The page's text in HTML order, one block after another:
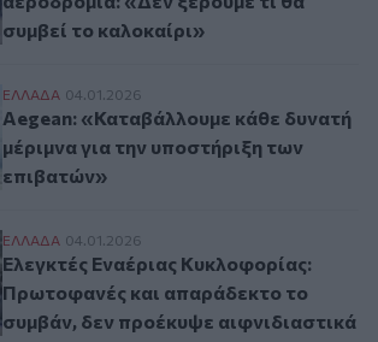
συμβεί το καλοκαίρι»
Aegean: «Καταβάλλουμε κάθε δυνατή
ΕΛΛAΔΑ 04.01.2026
Aegean: «Καταβάλλουμε κάθε δυνατή
μέριμνα για την υποστήριξη των
επιβατών»
Ελεγκτές Εναέριας Κυκλοφορίας:
ΕΛΛAΔΑ 04.01.2026
Ελεγκτές Εναέριας Κυκλοφορίας:
Πρωτοφανές και απαράδεκτο το
συμβάν, δεν προέκυψε αιφνιδιαστικά